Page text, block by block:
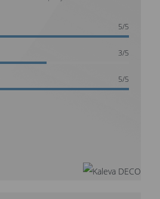
5/5
3/5
5/5